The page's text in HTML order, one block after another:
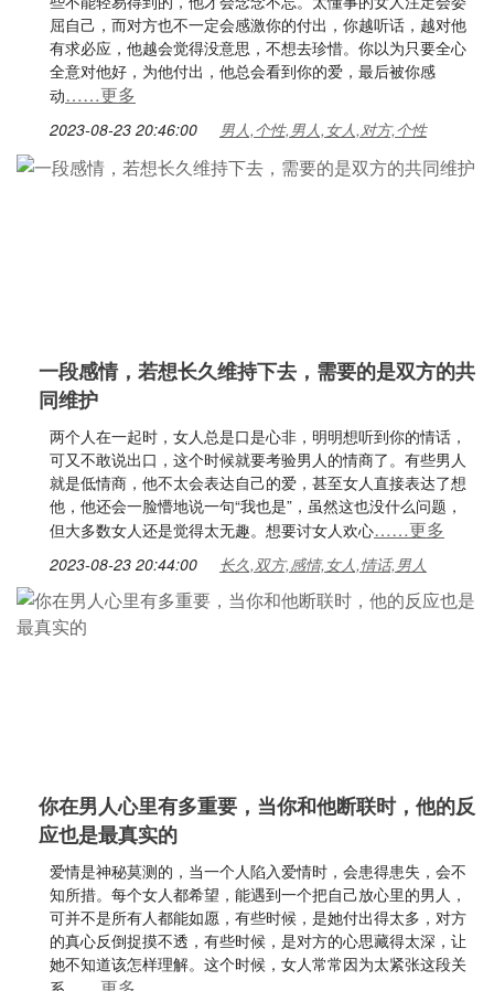
屈自己，而对方也不一定会感激你的付出，你越听话，越对他
有求必应，他越会觉得没意思，不想去珍惜。你以为只要全心
全意对他好，为他付出，他总会看到你的爱，最后被你感
动……更多
2023-08-23 20:46:00 男人,个性,男人,女人,对方,个性
一段感情，若想长久维持下去，需要的是双方的共
同维护
两个人在一起时，女人总是口是心非，明明想听到你的情话，
可又不敢说出口，这个时候就要考验男人的情商了。有些男人
就是低情商，他不太会表达自己的爱，甚至女人直接表达了想
他，他还会一脸懵地说一句“我也是”，虽然这也没什么问题，
但大多数女人还是觉得太无趣。想要讨女人欢心……更多
2023-08-23 20:44:00 长久,双方,感情,女人,情话,男人
你在男人心里有多重要，当你和他断联时，他的反
应也是最真实的
爱情是神秘莫测的，当一个人陷入爱情时，会患得患失，会不
知所措。每个女人都希望，能遇到一个把自己放心里的男人，
可并不是所有人都能如愿，有些时候，是她付出得太多，对方
的真心反倒捉摸不透，有些时候，是对方的心思藏得太深，让
她不知道该怎样理解。这个时候，女人常常因为太紧张这段关